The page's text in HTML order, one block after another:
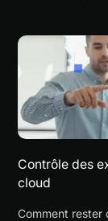
Contrôle des
cloud
Comment rester